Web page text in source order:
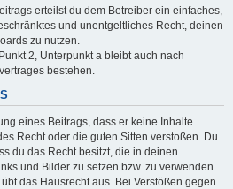
erteilst du dem Betreiber ein einfaches,
und unentgeltliches Recht, deinen
zu nutzen.
2, Unterpunkt a bleibt auch nach
bestehen.
eines Beitrags, dass er keine Inhalte
Recht oder die guten Sitten verstoßen. Du
du das Recht besitzt, die in deinen
und Bilder zu setzen bzw. zu verwenden.
das Hausrecht aus. Bei Verstößen gegen